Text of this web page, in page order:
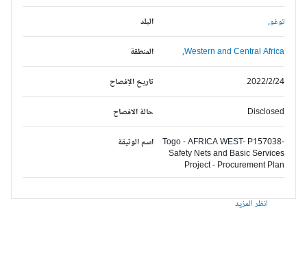
البلد توغو,
المنطقة Western and Central Africa,
تاريخ الإفصاح 2022/2/24
حالة الافصاح Disclosed
اسم الوثيقة
Togo - AFRICA WEST- P157038-
Safety Nets and Basic Services
Project - Procurement Plan
انظر المزيد